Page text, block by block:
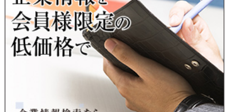
人または代理人の請求応じて、個人データの通知・開示・訂
正・追加・削除・利用停止・提供停止の請求に応じます。
受付方法は、本人確認資料（運転免許証、パスポート何れかの
コピー）、「個人情報取扱申請書」「委任状」（代理人による
申請の場合のみ必要となります）を当社宛にお送り下さい。
＜個人情報保護に関するお問合せ・相談窓口＞
〒802-0004 北九州市小倉北区鍛冶町2丁目5-11（第一東経ビ
フリーダイヤル 0120-55-9986